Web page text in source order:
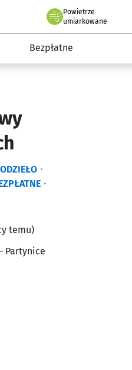
Powietrze
we Wrocławiu
umiarkowane
Bezpłatne
temu)
Partynice